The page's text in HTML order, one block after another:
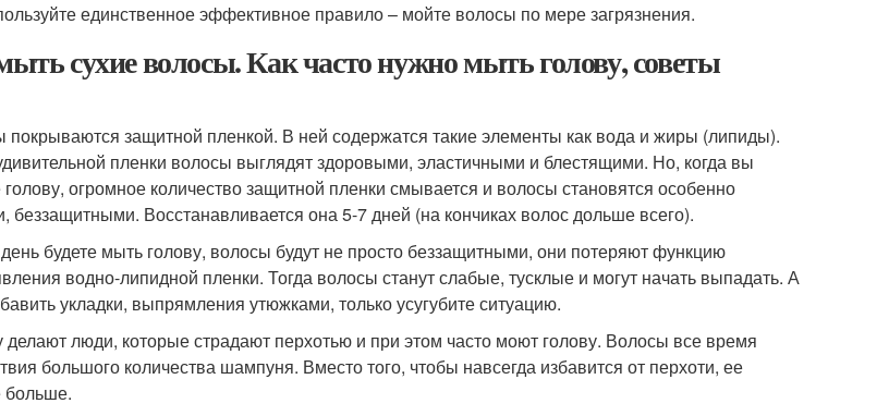
единственное эффективное правило – мойте волосы по мере загрязнения.
сухие волосы. Как часто нужно мыть голову, советы
защитной пленкой. В ней содержатся такие элементы как вода и жиры (липиды).
пленки волосы выглядят здоровыми, эластичными и блестящими. Но, когда вы
огромное количество защитной пленки смывается и волосы становятся особенно
беззащитными. Восстанавливается она 5-7 дней (на кончиках волос дольше всего).
будете мыть голову, волосы будут не просто беззащитными, они потеряют функцию
водно-липидной пленки. Тогда волосы станут слабые, тусклые и могут начать выпадать. А
укладки, выпрямления утюжками, только усугубите ситуацию.
люди, которые страдают перхотью и при этом часто моют голову. Волосы все время
большого количества шампуня. Вместо того, чтобы навсегда избавится от перхоти, ее
больше.